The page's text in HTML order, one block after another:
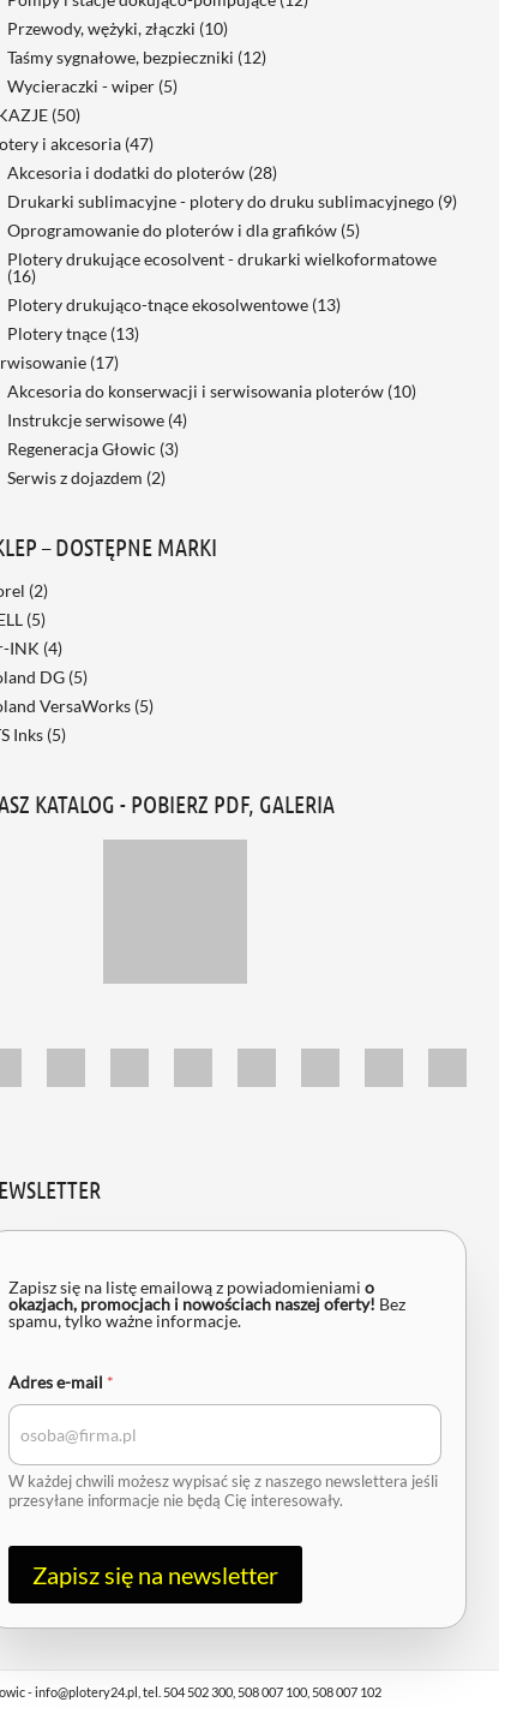
Przewody, wężyki, złączki (10)
Taśmy sygnałowe, bezpieczniki (12)
Wycieraczki - wiper (5)
(50)
i akcesoria (47)
Akcesoria i dodatki do ploterów (28)
Drukarki sublimacyjne - plotery do druku sublimacyjnego (9)
Oprogramowanie do ploterów i dla grafików (5)
Plotery drukujące ecosolvent - drukarki wielkoformatowe
(16)
Plotery drukująco-tnące ekosolwentowe (13)
Plotery tnące (13)
(17)
Akcesoria do konserwacji i serwisowania ploterów (10)
Instrukcje serwisowe (4)
Regeneracja Głowic (3)
Serwis z dojazdem (2)
– DOSTĘPNE MARKI
(2)
(5)
INK (4)
DG (5)
VersaWorks (5)
Inks (5)
KATALOG - POBIERZ PDF, GALERIA
d
r
e
-
m
l
Zapisz się na listę emailową z powiadomieniami o
okazjach, promocjach i nowościach naszej oferty! Bez
spamu, tylko ważne informacje.
Adres e-mail *
W każdej chwili możesz wypisać się z naszego newslettera jeśli
przesyłane informacje nie będą Cię interesowały.
Zapisz się na newsletter
- info@plotery24.pl, tel. 504 502 300, 508 007 100, 508 007 102